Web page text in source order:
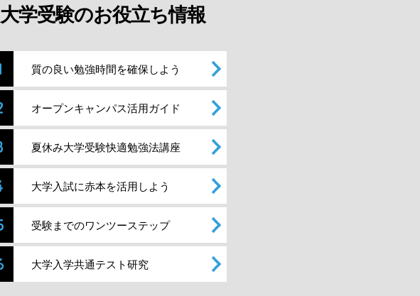
大学受験のお役立ち情報
質の良い勉強時間を確保しよう
オープンキャンパス活用ガイド
夏休み大学受験快適勉強法講座
大学入試に赤本を活用しよう
受験までのワンツーステップ
大学入学共通テスト研究